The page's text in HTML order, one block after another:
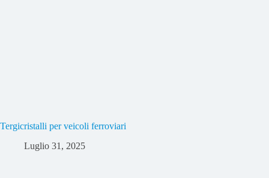
Tergicristalli per veicoli ferroviari
Luglio 31, 2025